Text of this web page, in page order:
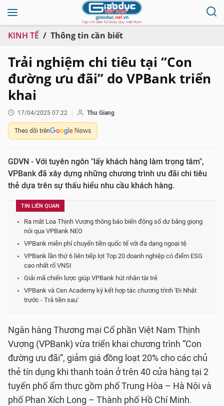
KINH TẾ Thông tin cần biết
Trải nghiệm chi tiêu tại “Con
đường ưu đãi” do VPBank triển
khai
17/04/2025 07:22 Thu Giang
Theo dõi trên
GDVN - Với tuyên ngôn "lấy khách hàng làm trọng tâm",
VPBank đã xây dựng những chương trình ưu đãi chi tiêu
thẻ dựa trên sự thấu hiểu nhu cầu khách hàng.
TIN LIÊN QUAN
Ra mắt Loa Thịnh Vượng thông báo biến động số dư bằng giọng
nói qua VPBank NEO
VPBank miễn phí chuyển tiền quốc tế với đa dạng ngoại tệ
VPBank lần thứ 6 liên tiếp lọt Top 20 doanh nghiệp có điểm ESG
cao nhất rổ VNSI
Giải mã chiến lược giúp VPBank hút nhân tài trẻ
VPBank và Cen Academy ký kết hợp tác chương trình 'Đi Nhật
trước - Trả tiền sau'
Ngân hàng Thương mại Cổ phần Việt Nam Thịnh
Vượng (VPBank) vừa triển khai chương trình “Con
đường ưu đãi”, giảm giá đồng loạt 20% cho các chủ
thẻ tín dụng khi thanh toán ở trên 40 cửa hàng tại 2
tuyến phố ẩm thực gồm phố Trung Hòa – Hà Nội và
phố Phan Xích Long – Thành phố Hồ Chí Minh.